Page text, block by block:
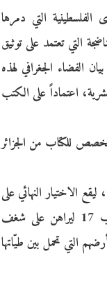
التي دمرها
الناضجة التي تعتمد على توثيق
الفضاء الجغرافي لهذه
اعتماداً على الكتب
للكتاب من الجزائر
الاختيار النهائي على
واحدةٍ منها رغم اتّسام جميعها بالتميّز، ويأتي اختيار عنوان جائزة البحرين للكتاب 17 ليراهن على شغف
التي تحمل بين طيّاتها